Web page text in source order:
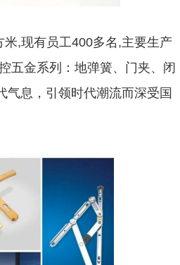
,现有员工400多名,主要生产
五金系列：地弹簧、门夹、闭
气息，引领时代潮流而深受国